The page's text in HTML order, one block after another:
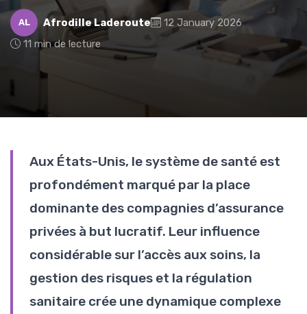
AL Afrodille Laderoute
12 January 2026
11 min de lecture
Aux États-Unis, le système de santé est
profondément marqué par la place
dominante des compagnies d’assurance
privées à but lucratif. Leur influence
considérable sur l’accès aux soins, la
gestion des risques et la régulation
sanitaire crée une dynamique complexe